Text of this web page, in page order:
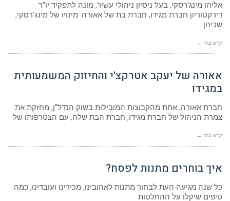
אליהו מינג'רסקי, בעל ניסיון ניהולי עשיר, מונה לתפקיד יו"ר
דירקטוריון חברת מגידו, חברת בת של אאורה. מינויו של מינג'רסקי,
שכיהן
קרא עוד ←
אאורה של יעקב אטרקצ'י והחיזוק המשמעותית
במגידו
חברת אאורה, אחת מהקבוצות המובילות בשוק הנדל"ן, מחזקת את
צמרת הניהול של חברת מגידו, חברת הבת שלה, עם הצטרפותו של
קרא עוד ←
איך בוחרים מתנות לפסח?
כל שנה מגיעה העת לבחור מתנות לאהובינו, מכירינו ועובדינו, כמה
טיפים שיקלו על ההחלטות